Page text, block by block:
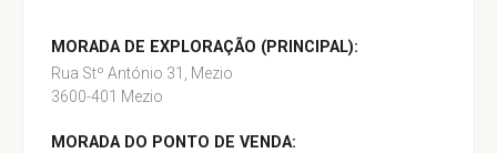
MORADA DE EXPLORAÇÃO (PRINCIPAL):
Rua Stº António 31, Mezio
3600-401 Mezio
MORADA DO PONTO DE VENDA: